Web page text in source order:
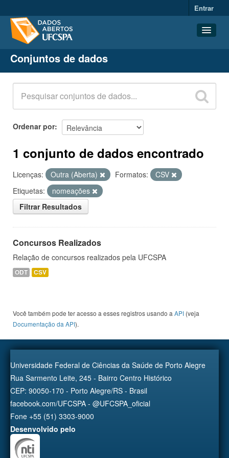
Entrar
Conjuntos de dados
Organizações
Grupos
Sobre
Conjuntos de dados
Ordenar por
1 conjunto de dados encontrado
Licenças: Outra (Aberta) Formatos:
CSV
Etiquetas:
nomeações
Filtrar Resultados
Concursos Realizados
Relação de concursos realizados pela UFCSPA
ODT CSV
Você também pode ter acesso a esses registros usando a API (veja
Documentação da API).
Universidade Federal de Ciências da Saúde de Porto Alegre
Rua Sarmento Leite, 245 - Bairro Centro Histórico
CEP: 90050-170 - Porto Alegre/RS - Brasil
facebook.com/UFCSPA - @UFCSPA_oficial
Fone +55 (51) 3303-9000
Desenvolvido pelo